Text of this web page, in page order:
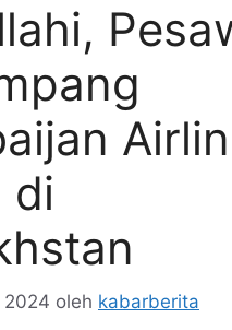
di
2024 oleh kabarberita